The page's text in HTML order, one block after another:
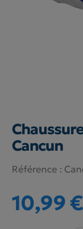
Cancun
Référence :
10,99 €